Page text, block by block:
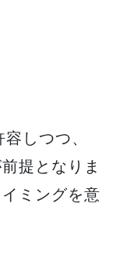
しつつ、
提となりま
ミングを意